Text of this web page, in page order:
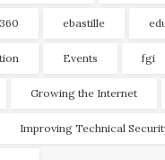
ebastille
Events fgi
Growing the Internet
Improving Technical